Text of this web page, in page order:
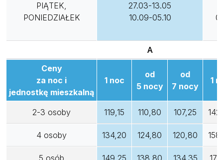
PIĄTEK,
PONIEDZIAŁEK
27.03-13.05
10.09-05.10
A
Ceny
za noc i
jednostkę mieszkalną
1 noc
od
5 nocy
od
7 nocy
1
2-3 osoby 119,15 110,80 107,25
4 osoby 134,20 124,80 120,80